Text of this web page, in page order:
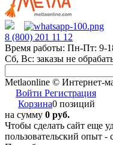
8 (800) 201 11 12
Время работы: Пн-Пт: 9-
Сб, Вс: заказы не
Metlaonline © Интернет-
Войти Регистрация
Корзина0 позиций
на сумму 0 руб.
Чтобы сделать сайт еще
пользовательский опыт -